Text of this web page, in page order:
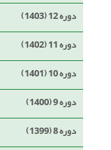
دوره 12 (1403)
دوره 11 (1402)
دوره 10 (1401)
دوره 9 (1400)
دوره 8 (1399)